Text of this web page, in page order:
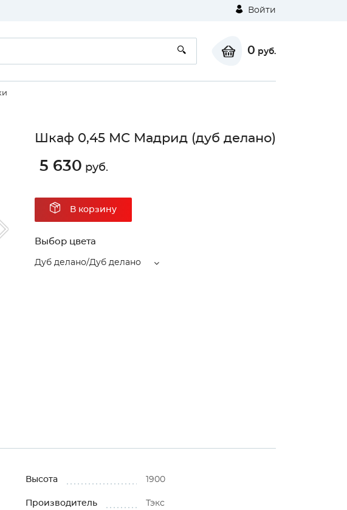
Войти
0 руб.
⚠
Unable to load the image!
Шкаф 0,45 МС Мадрид (дуб делано)
5 630 руб.
В корзину
Выбор цвета
Дуб делано/Дуб делано
Высота 1900
Производитель Тэкс